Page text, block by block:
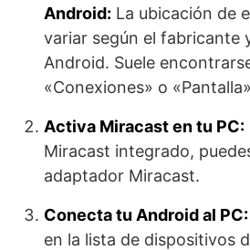
Android: La ubicación de
variar según el fabricante
Android. Suele
«Conexiones» o
Activa Miracast en tu PC:
Miracast integrado,
adaptador Miracast.
Conecta tu Android al PC:
en la lista de dispositivos